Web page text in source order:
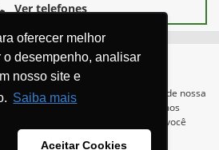
oferecer melhor
desempenho, analisar
nosso site e
Saiba mais
Aceitar Cookies
Ver telefones
durante a navegação, fazemos uso de nossa
seus dados pessoais respeitamos
. Ao seguir com a navegação e visita você